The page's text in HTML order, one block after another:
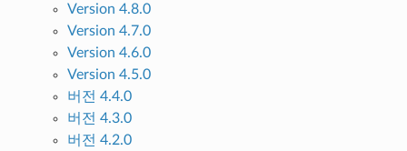
Version 4.8.0
Version 4.7.0
Version 4.6.0
Version 4.5.0
버전 4.4.0
버전 4.3.0
버전 4.2.0